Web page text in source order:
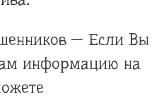
— Если Вы
информацию на